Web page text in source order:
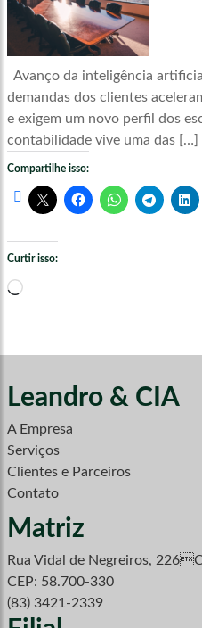
Avanço da inteligência
demandas dos clientes
e exigem um novo perfil dos
contabilidade vive uma das […]
Compartilhe isso:
Curtir isso:
Carregando...
Leandro & CIA
A Empresa
Serviços
Clientes e Parceiros
Contato
Matriz
Rua Vidal de Negreiros,
CEP: 58.700-330
(83) 3421-2339